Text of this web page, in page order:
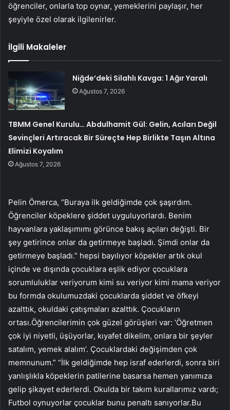
öğrenciler, onlarla top oynar, yemeklerini paylaşır, her
şeyiyle özel olarak ilgilenirler.
İlgili Makaleler
Niğde’deki Silahlı Kavga: 1 Ağır Yaralı
Ağustos 7, 2026
TBMM Genel Kurulu… Abdulhamit Gül: Gelin, Acıları Değil
Sevinçleri Artıracak Bir Süreçte Hep Birlikte Taşın Altına
Elimizi Koyalım
Ağustos 7, 2026
Pelin Ömerca, “Buraya ilk geldiğimde çok şaşırdım.
Öğrenciler köpeklere şiddet uyguluyorlardı. Benim
hayvanlara yaklaşımımı görünce bakış açıları değişti. Bir
şey getirince onlar da getirmeye başladı. Şimdi onlar da
getirmeye başladı.” hepsi bayılıyor köpekler artık okul
içinde ve dışında çocuklara eşlik ediyor çocuklara
sorumluluklar veriyorum kimi su veriyor kimi mama veriyor
bu formda okulumuzdaki çocuklarda şiddet ve öfkeyi
azalttık, okuldaki çatışmaları azalttık. Çocukların
ortası.Öğrencilerimin çok güzel görüşleri var: ‘Öğretmen
çok iyi niyetli, üşüyorlar, kıyafet dikelim, onlara bir şeyler
satalım, yemek alalım’. Çocuklardaki değişimden çok
memnunum.” “İlk geldiğimde hep israf ederlerdi, sonra biri
yanlışlıkla köpeklerin patilerine basarsa hemen yanımıza
gelip şikayet ederlerdi. Okulda bir takım kurallarımız vardı;
Futbol oynuyorlar çocuklar bunu penaltı sanıyorlar.Bu